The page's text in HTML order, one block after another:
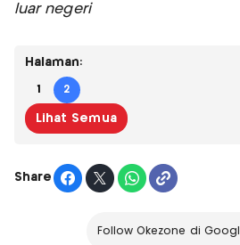
luar negeri
Halaman:
1 2
Lihat Semua
Share
Follow Okezone di